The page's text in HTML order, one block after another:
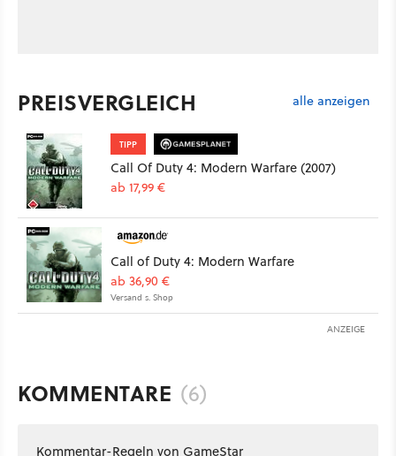
PREISVERGLEICH alle anzeigen
TIPP
Call Of Duty 4: Modern Warfare (2007)
ab 17,99 €
Call of Duty 4: Modern Warfare
ab 36,90 €
Versand s. Shop
ANZEIGE
KOMMENTARE (6)
Kommentar-Regeln von GameStar